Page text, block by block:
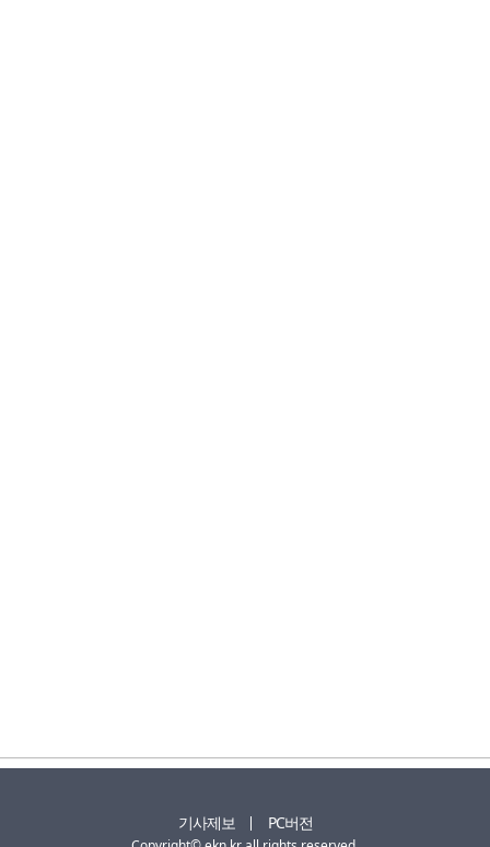
기사제보 PC버전